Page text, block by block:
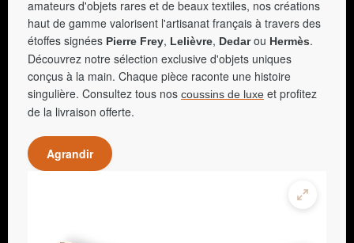
amateurs d'objets rares et de beaux textiles, nos créations
haut de gamme valorisent l'artisanat français à travers des
étoffes signées Pierre Frey, Lelièvre, Dedarou Hermès.
Découvrez notre sélection exclusive d'objets uniques
conçus à la main. Chaque pièce raconte une histoire
singulière. Consultez tous nos coussins de luxe et profitez
de la livraison offerte.
Agrandir